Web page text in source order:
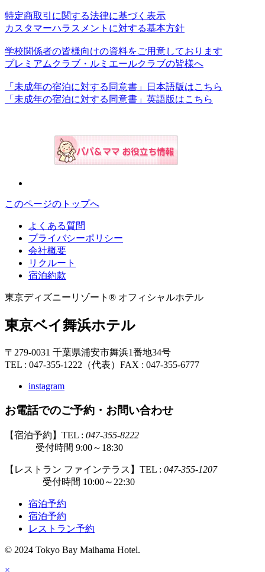
特定商取引に関する法律に基づく表示
カスタマーハラスメントに対する基本方針
学校関係者の皆様向けの資料をご用意しております
プレミアムクラブ・ルミエールクラブの皆様へ
「未成年の宿泊に対する同意書」日本語版はこちら
「未成年の宿泊に対する同意書」英語版はこちら
このページのトップへ
よくある質問
プライバシーポリシー
会社概要
リクルート
宿泊約款
東京ディズニーリゾート® オフィシャルホテル
東京ベイ舞浜ホテル
〒279-0031 千葉県浦安市舞浜1番地34号
TEL : 047-355-1222（代表） FAX : 047-355-6777
instagram
お電話でのご予約・お問い合わせ
【宿泊予約】TEL : 047-355-8222
受付時間 9:00～18:30
【レストラン ファインテラス】TEL : 047-355-1207
受付時間 10:00～22:30
宿泊予約
宿泊予約
レストラン予約
© 2024 Tokyo Bay Maihama Hotel.
×